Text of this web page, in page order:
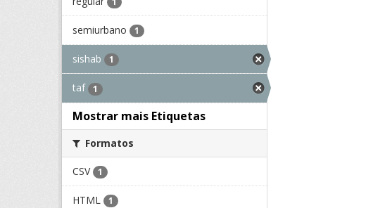
semiurbano 1
sishab 1
taf 1
Mostrar mais Etiquetas
Formatos
CSV 1
HTML 1